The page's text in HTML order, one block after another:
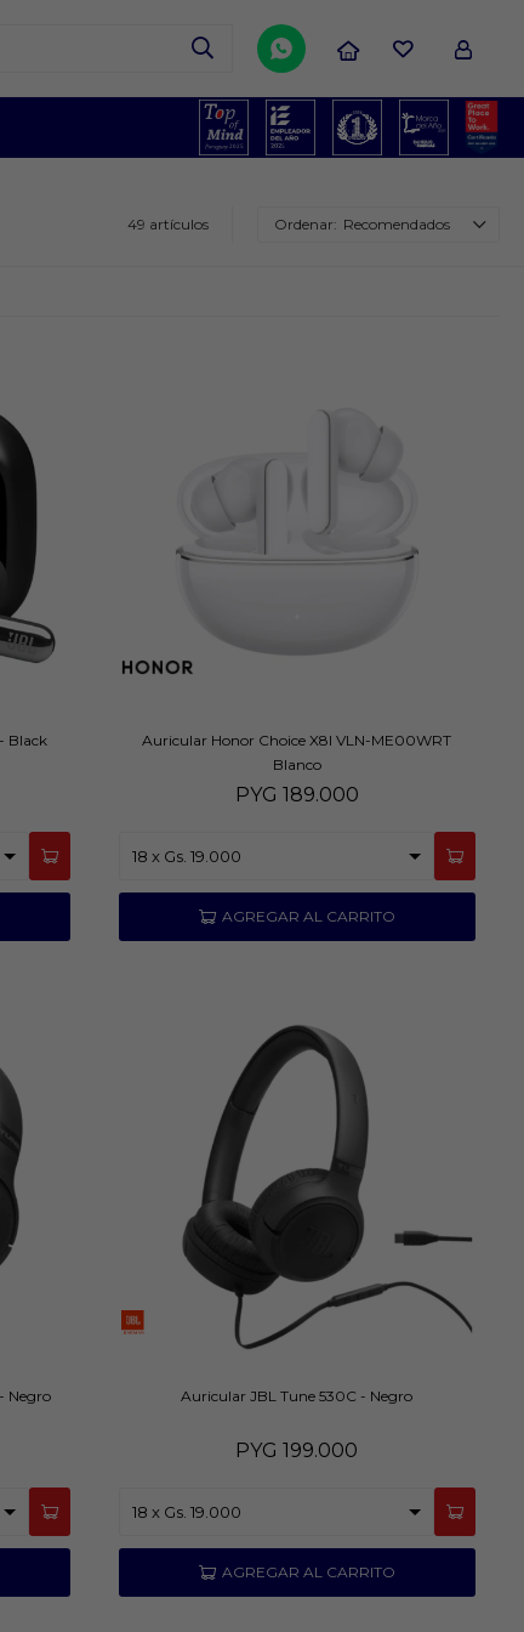

49 artículos Recomendados
Black
Auricular Honor Choice X8I VLN-ME00WRT
Blanco
PYG 189.000
Negro Auricular JBL Tune 530C - Negro
PYG 199.000